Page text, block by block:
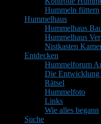
Hummeln füttern
Hummelhaus
Hummelhaus
Hummelhaus
Nistkasten
Entdecken
Hummelforum
Die Entwicklung
Rätsel
Hummelfoto
Links
Wie alles begann
Suche